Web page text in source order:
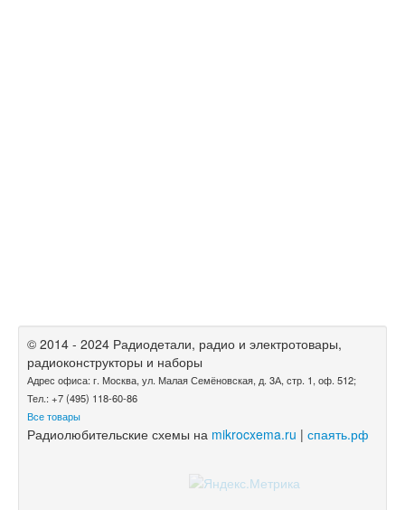
© 2014 - 2024 Радиодетали, радио и электротовары,
радиоконструкторы и наборы
Адрес офиса: г. Москва, ул. Малая Семёновская, д. 3А, стр. 1, оф. 512;
Тел.: +7 (495) 118-60-86
Все товары
Радиолюбительские схемы на mikrocxema.ru | спаять.рф